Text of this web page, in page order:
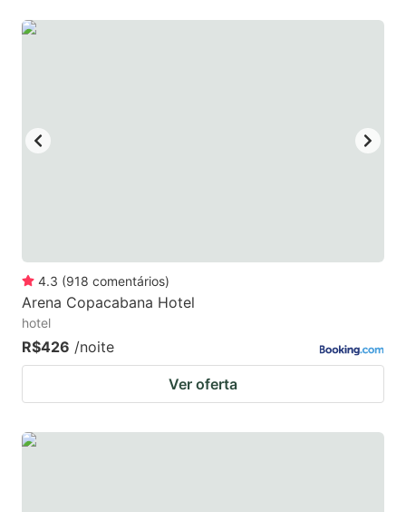
4.3 (918 comentários)
Arena Copacabana Hotel
hotel
R$426 /noite
Ver oferta